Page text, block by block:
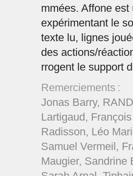
mmées. Affone
expérimentant le
texte lu, lignes
des actions/
rrogent le support
Remerciements :
Jonas Barry,
Lartigaud,
Radisson, Léo
Samuel Vermeil,
Maugier, Sandrine